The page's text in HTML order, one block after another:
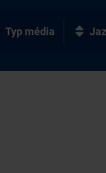
Typ média